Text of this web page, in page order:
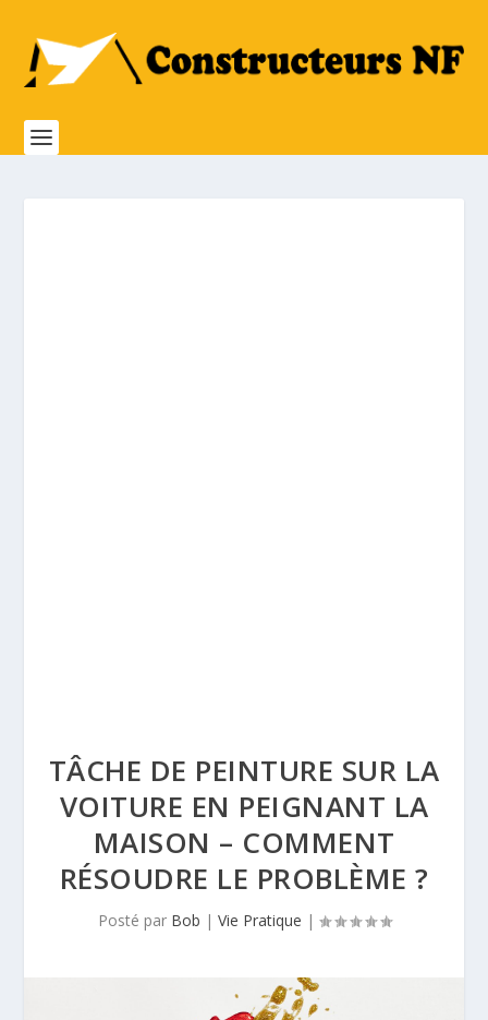
TÂCHE DE PEINTURE SUR LA
VOITURE EN PEIGNANT LA
MAISON – COMMENT
RÉSOUDRE LE PROBLÈME ?
Posté par Bob | Vie Pratique |